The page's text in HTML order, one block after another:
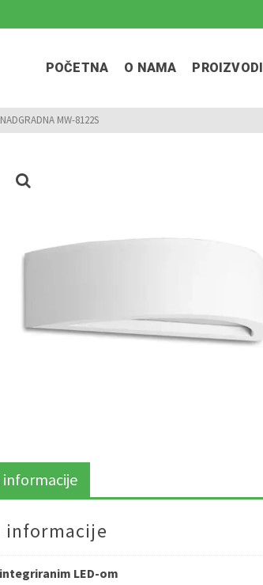
POČETNA O NAMA PROIZVODI
MW-8122S
informacije
LED-om